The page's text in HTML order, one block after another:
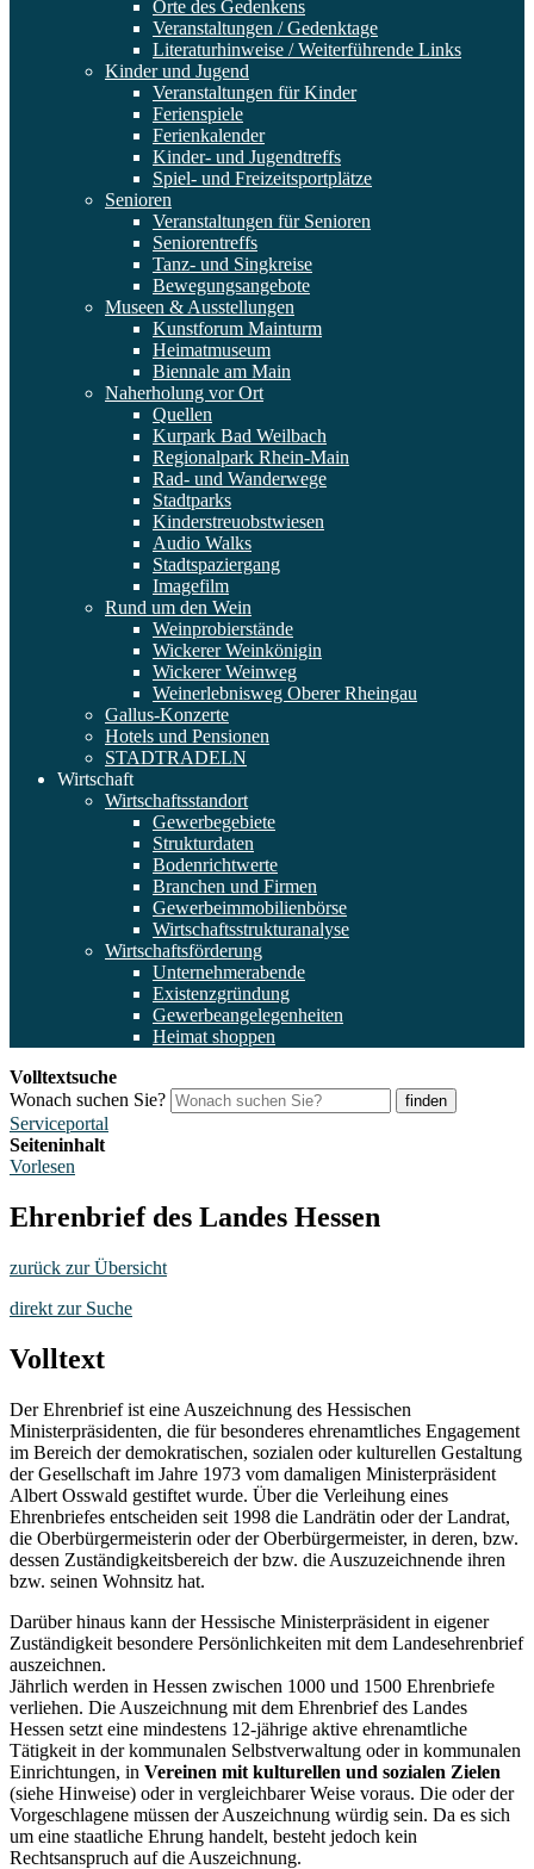
Orte des Gedenkens
Veranstaltungen / Gedenktage
Literaturhinweise / Weiterführende Links
Kinder und Jugend
Veranstaltungen für Kinder
Ferienspiele
Ferienkalender
Kinder- und Jugendtreffs
Spiel- und Freizeitsportplätze
Senioren
Veranstaltungen für Senioren
Seniorentreffs
Tanz- und Singkreise
Bewegungsangebote
Museen & Ausstellungen
Kunstforum Mainturm
Heimatmuseum
Biennale am Main
Naherholung vor Ort
Quellen
Kurpark Bad Weilbach
Regionalpark Rhein-Main
Rad- und Wanderwege
Stadtparks
Kinderstreuobstwiesen
Audio Walks
Stadtspaziergang
Imagefilm
Rund um den Wein
Weinprobierstände
Wickerer Weinkönigin
Wickerer Weinweg
Weinerlebnisweg Oberer Rheingau
Gallus-Konzerte
Hotels und Pensionen
STADTRADELN
Wirtschaft
Wirtschaftsstandort
Gewerbegebiete
Strukturdaten
Bodenrichtwerte
Branchen und Firmen
Gewerbeimmobilienbörse
Wirtschaftsstrukturanalyse
Wirtschaftsförderung
Unternehmerabende
Existenzgründung
Gewerbeangelegenheiten
Heimat shoppen
Volltextsuche
Wonach suchen Sie?
finden
Serviceportal
Seiteninhalt
Vorlesen
Ehrenbrief des Landes Hessen
zurück zur Übersicht
direkt zur Suche
Volltext
Der Ehrenbrief ist eine Auszeichnung des Hessischen
Ministerpräsidenten, die für besonderes ehrenamtliches Engagement
im Bereich der demokratischen, sozialen oder kulturellen Gestaltung
der Gesellschaft im Jahre 1973 vom damaligen Ministerpräsident
Albert Osswald gestiftet wurde. Über die Verleihung eines
Ehrenbriefes entscheiden seit 1998 die Landrätin oder der Landrat,
die Oberbürgermeisterin oder der Oberbürgermeister, in deren, bzw.
dessen Zuständigkeitsbereich der bzw. die Auszuzeichnende ihren
bzw. seinen Wohnsitz hat.
Darüber hinaus kann der Hessische Ministerpräsident in eigener
Zuständigkeit besondere Persönlichkeiten mit dem Landesehrenbrief
auszeichnen.
Jährlich werden in Hessen zwischen 1000 und 1500 Ehrenbriefe
verliehen. Die Auszeichnung mit dem Ehrenbrief des Landes
Hessen setzt eine mindestens 12-jährige aktive ehrenamtliche
Tätigkeit in der kommunalen Selbstverwaltung oder in kommunalen
Einrichtungen, in Vereinen mit kulturellen und sozialen Zielen
(siehe Hinweise) oder in vergleichbarer Weise voraus. Die oder der
Vorgeschlagene müssen der Auszeichnung würdig sein. Da es sich
um eine staatliche Ehrung handelt, besteht jedoch kein
Rechtsanspruch auf die Auszeichnung.